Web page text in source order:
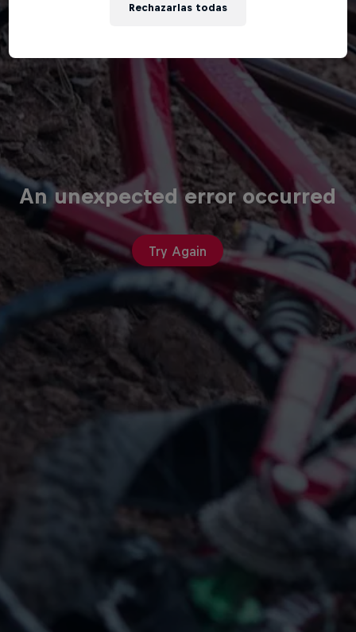
An unexpected error occurred
Try Again
Rechazarlas todas